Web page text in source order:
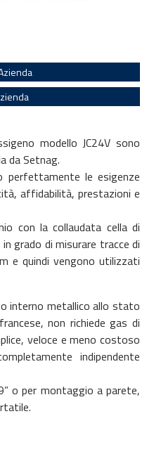
modello JC24V sono
da Setnag.
perfettamente le esigenze
affidabilità, prestazioni e
con la collaudata cella di
grado di misurare tracce di
e quindi vengono utilizzati
interno metallico allo stato
non richiede gas di
veloce e meno costoso
indipendente
o per montaggio a parete,